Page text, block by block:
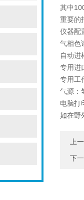
其中
重要的
仪器配
气相色
自动进
专用进
专用工
气源：
电脑打
如在野
上
下一